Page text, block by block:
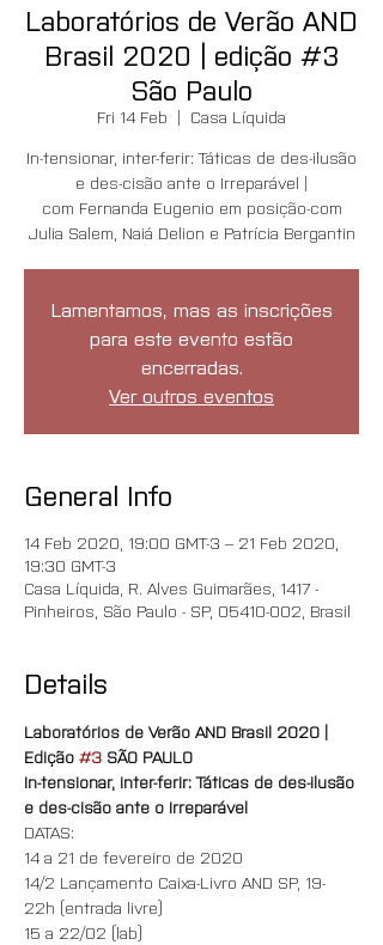
Laboratórios de Verão AND
Brasil 2020 | edição #3
São Paulo
Fri 14 Feb
  |
Casa Líquida
In-tensionar, inter-ferir: Táticas de des-ilusão
e des-cisão ante o Irreparável |
com Fernanda Eugenio em posição-com
Julia Salem, Naiá Delion e Patrícia Bergantin
Lamentamos, mas as inscrições
para este evento estão
encerradas.
Ver outros eventos
General Info
14 Feb 2020, 19:00 GMT-3 – 21 Feb 2020,
19:30 GMT-3
Casa Líquida, R. Alves Guimarães, 1417 -
Pinheiros, São Paulo - SP, 05410-002, Brasil
Details
Laboratórios de Verão AND Brasil 2020 |
Edição #3 SÃO PAULO
In-tensionar, inter-ferir: Táticas de des-ilusão
e des-cisão ante o Irreparável
DATAS:
14 a 21 de fevereiro de 2020
14/2 Lançamento Caixa-Livro AND SP, 19-
22h (entrada livre)
15 a 22/02 (lab)